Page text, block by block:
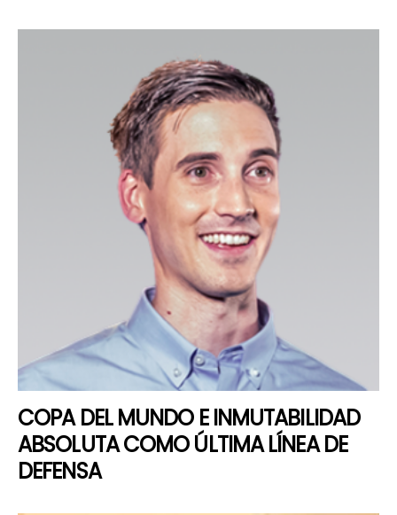
COPA DEL MUNDO E INMUTABILIDAD
ABSOLUTA COMO ÚLTIMA LÍNEA DE
DEFENSA